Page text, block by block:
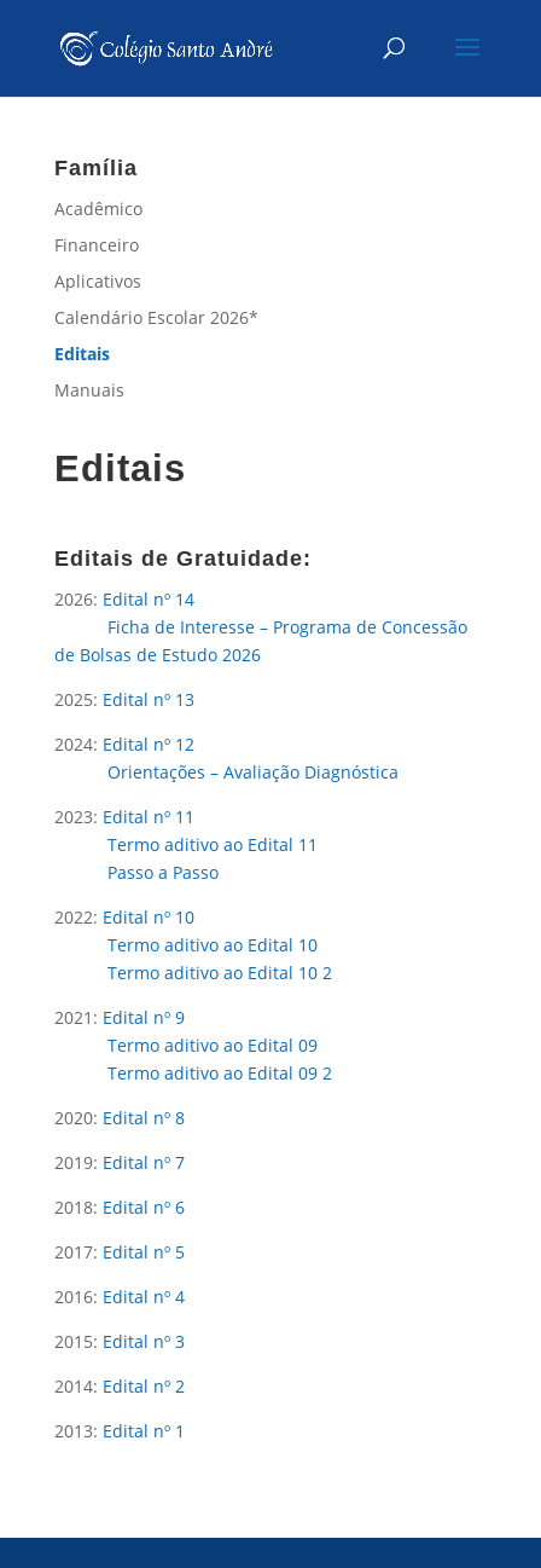
Família
Acadêmico
Financeiro
Aplicativos
Calendário Escolar 2026*
Editais
Manuais
Editais
Editais de Gratuidade:
2026: Edital nº 14
Ficha de Interesse – Programa de Concessão
de Bolsas de Estudo 2026
2025: Edital nº 13
2024: Edital nº 12
Orientações – Avaliação Diagnóstica
2023: Edital nº 11
Termo aditivo ao Edital 11
Passo a Passo
2022: Edital nº 10
Termo aditivo ao Edital 10
Termo aditivo ao Edital 10 2
2021: Edital nº 9
Termo aditivo ao Edital 09
Termo aditivo ao Edital 09 2
2020: Edital nº 8
2019: Edital nº7
2018: Edital nº6
2017: Edital nº5
2016: Edital nº4
2015: Edital nº3
2014: Edital nº2
2013: Edital nº1